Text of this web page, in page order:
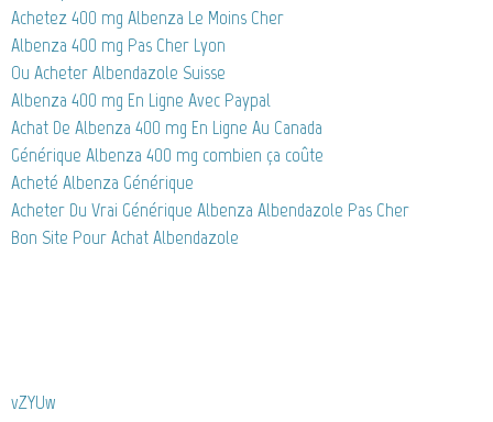
Achetez 400 mg Albenza Le Moins Cher
Albenza 400 mg Pas Cher Lyon
Ou Acheter Albendazole Suisse
Albenza 400 mg En Ligne Avec Paypal
Achat De Albenza 400 mg En Ligne Au Canada
Générique Albenza 400 mg combien ça coûte
Acheté Albenza Générique
Acheter Du Vrai Générique Albenza Albendazole Pas Cher
Bon Site Pour Achat Albendazole
vZYUw